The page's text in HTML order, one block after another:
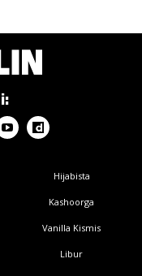
MY
– 1kg] Frozen Halal
/ Dimsum Sejuk
Hijabista
Kashoorga
Vanilla Kismis
Libur